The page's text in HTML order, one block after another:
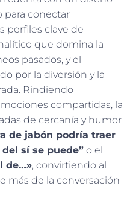
para conectar
perfiles clave de
que domina la
pasados, y el
por la diversión y la
Rindiendo
compartidas, la
de cercanía y humor
de jabón podría traer
sí se puede” o el
de…», convirtiendo al
más de la conversación